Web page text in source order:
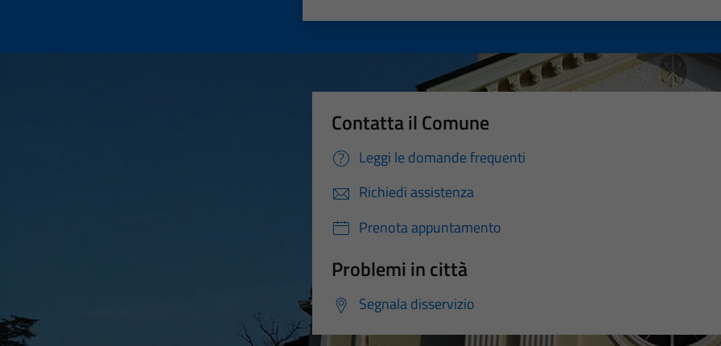
Contatta il Comune
Leggi le domande frequenti
Richiedi assistenza
Prenota appuntamento
Problemi in città
Segnala disservizio